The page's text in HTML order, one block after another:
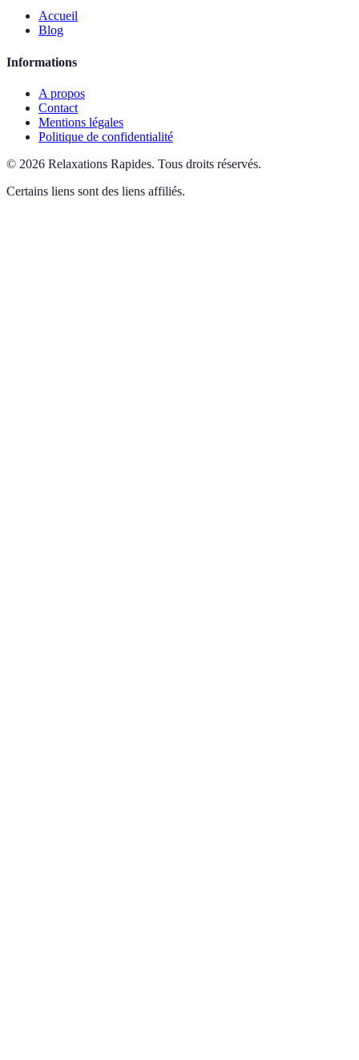
Accueil
Blog
Informations
A propos
Contact
Mentions légales
Politique de confidentialité
© 2026 Relaxations Rapides. Tous droits réservés.
Certains liens sont des liens affiliés.